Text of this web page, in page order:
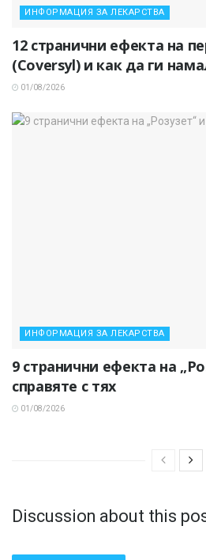
ИНФОРМАЦИЯ ЗА ЛЕКАРСТВА
12 странични ефекта на
(Coversyl) и как да ги
01/08/2026
ИНФОРМАЦИЯ ЗА ЛЕКАРСТВА
9 странични ефекта на
справяте с тях
01/08/2026
Discussion about this